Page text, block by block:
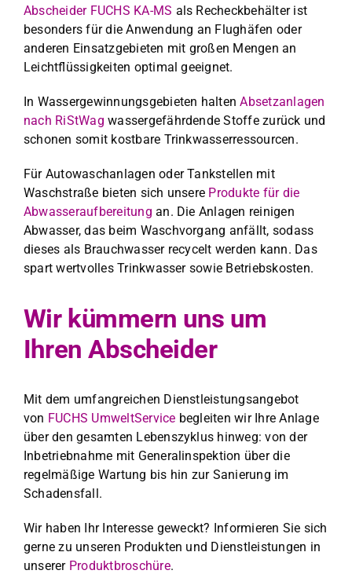
Abschei­der FUCHS KA-MS als Recheck­be­häl­ter ist
beson­ders für die Anwen­dung an Flughäfen oder
anderen Ein­satzge­bi­eten mit großen Men­gen an
Leicht­flüs­sigkeit­en opti­mal geeignet.
In Wassergewin­nungs­ge­bi­eten hal­tenAbset­zan­la­gen
nach RiSt­Wag wasserge­fährdende Stoffe zurück und
scho­nen somit kost­bare Trinkwasser­res­sourcen.
Für Autowaschan­la­gen oder Tankstellen mit
Waschstraße bieten sich unsere Pro­duk­te für die
Abwasser­auf­bere­itung an. Die Anla­gen reini­gen
Abwass­er, das beim Waschvor­gang anfällt, sodass
dieses als Brauch­wass­er recycelt wer­den kann. Das
spart wertvolles Trinkwass­er sowie Betrieb­skosten.
Wir kümmern uns um
Ihren Abscheider
Mit dem umfan­gre­ichen Dien­stleis­tungsange­bot
von FUCHS Umwelt­Ser­vice begleit­en wir Ihre Anlage
über den gesamten Leben­szyk­lus hin­weg: von der
Inbe­trieb­nahme mit Gen­er­alin­spek­tion über die
regelmäßige Wartung bis hin zur Sanierung im
Schadens­fall.
Wir haben Ihr Inter­esse geweckt? Informieren Sie sich
gerne zu unseren Pro­duk­ten und Dien­stleis­tun­gen in
unser­er Pro­duk­t­broschüre.